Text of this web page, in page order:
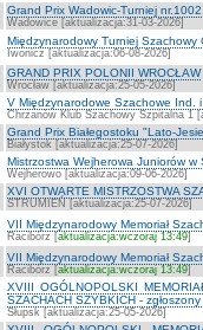
Grand Prix Wadowic-Turniej nr.1002
Wadowice [aktualizacja:31-03-2026]
Międzynarodowy Turniej
Iwonicz [aktualizacja:06-08-2026]
GRAND PRIX POLONII WROCŁAW
Wrocław [aktualizacja:25-05-2026]
V Międzynarodowe Szachowe Ind.
Chrzanów Klub Szachowy Szpitalna 1
Grand Prix Białegostoku "Lato-
Białystok [aktualizacja:25-07-2026]
Mistrzostwa Wejherowa Juniorów
Wejherowo [aktualizacja:09-06-2026]
XVI OTWARTE MISTRZOSTWA
STRUMIEŃ [aktualizacja:25-07-2026]
VII Międzynarodowy Memoriał
Racibórz [aktualizacja:wczoraj 13:49]
VII Międzynarodowy Memoriał
Racibórz [aktualizacja:wczoraj 13:49]
XVIII OGÓLNOPOLSKI
SZACHACH SZYBKICH -
Słupsk [aktualizacja:25-05-2026]